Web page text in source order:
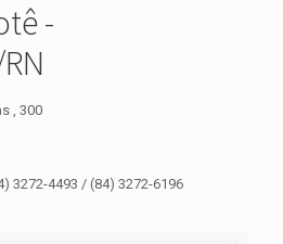
-
, 300
3272-4493 / (84) 3272-6196